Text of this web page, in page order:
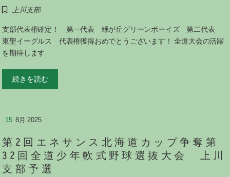
上川支部
支部代表権確定！ 第一代表 緑が丘グリーンボーイズ 第二代表
東聖イーグルス 代表権獲得おめでとうございます！ 全道大会の活躍
を期待します
続きを読む
15 8月 2025
第2回エネサンス北海道カップ争奪第
32回全道少年軟式野球選抜大会 上川
支部予選